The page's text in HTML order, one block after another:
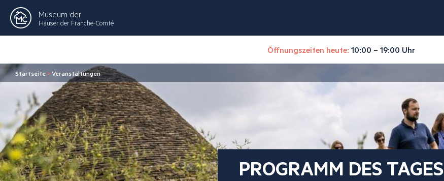
Museum der
Häuser der Franche-Comté
Öffnungszeiten heute: 10:00 – 19:00 Uhr
Startseite >Veranstaltungen
PROGRAMM DES TAGES